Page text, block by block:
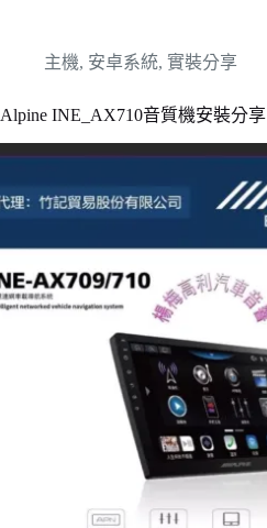
主機, 安卓系統, 實裝分享
Alpine INE_AX710音質機安裝分享